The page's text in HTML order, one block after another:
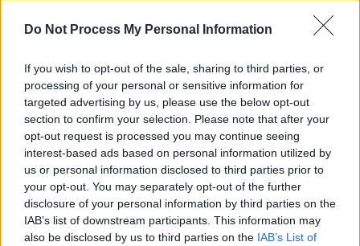
Do Not Process My Personal Information
If you wish to opt-out of the sale, sharing to third parties, or
processing of your personal or sensitive information for
targeted advertising by us, please use the below opt-out
section to confirm your selection. Please note that after your
opt-out request is processed you may continue seeing
interest-based ads based on personal information utilized by
us or personal information disclosed to third parties prior to
your opt-out. You may separately opt-out of the further
disclosure of your personal information by third parties on the
IAB’s list of downstream participants. This information may
also be disclosed by us to third parties on the IAB’s List of